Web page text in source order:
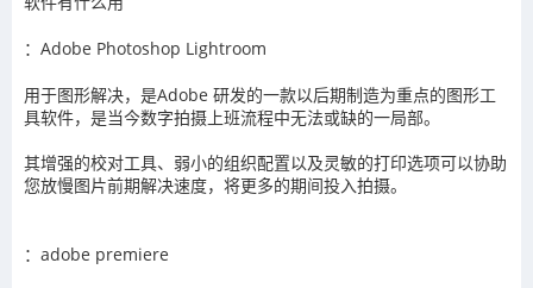
：Adobe Photoshop Lightroom
用于图形解决，是Adobe 研发的一款以后期制造为重点的图形工
具软件，是当今数字拍摄上班流程中无法或缺的一局部。
其增强的校对工具、弱小的组织配置以及灵敏的打印选项可以协助
您放慢图片前期解决速度，将更多的期间投入拍摄。
：adobe premiere